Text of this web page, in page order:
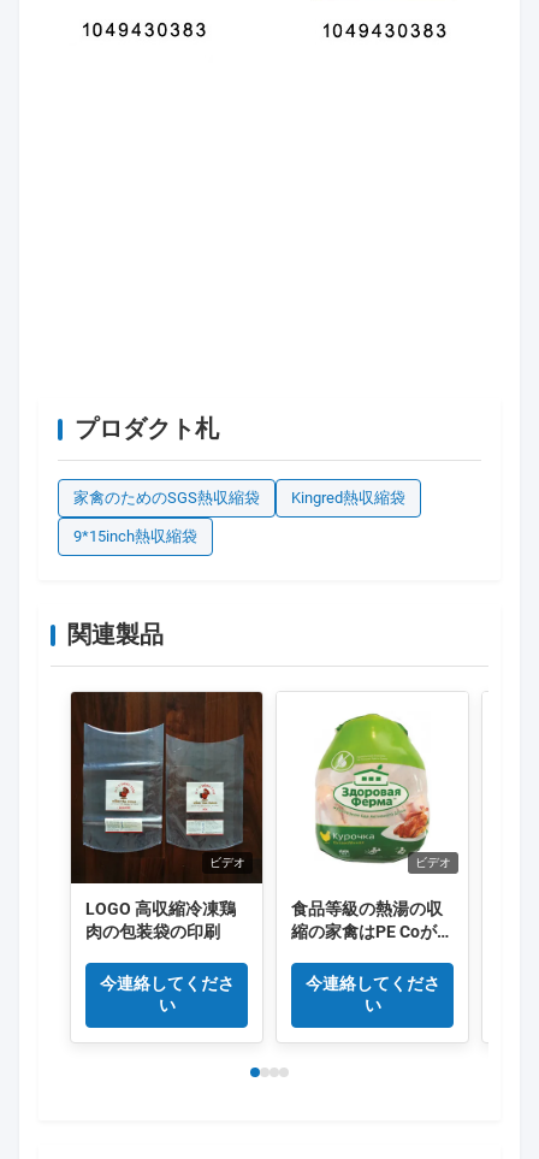
プロダクト札
家禽のためのSGS熱収縮袋 Kingred熱収縮袋
9*15inch熱収縮袋
関連製品
ビデオ
LOGO 高収縮冷凍鶏
肉の包装袋の印刷
今連絡してくださ
い
ビデオ
食品等級の熱湯の収
縮の家禽はPE Coが突
エヴァを袋に入れる
今連絡してくださ
い